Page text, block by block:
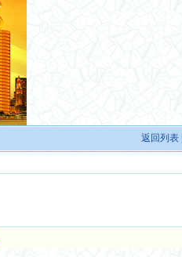
返回列表